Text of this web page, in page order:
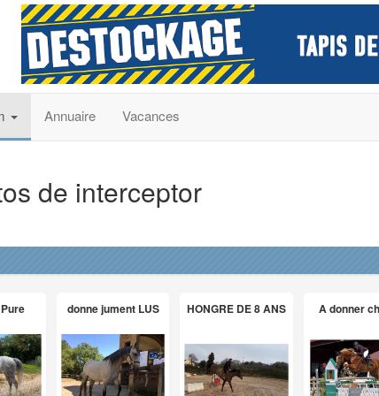
Annuaire Vacances
de interceptor
donne jument LUS HONGRE DE 8 ANS A donner